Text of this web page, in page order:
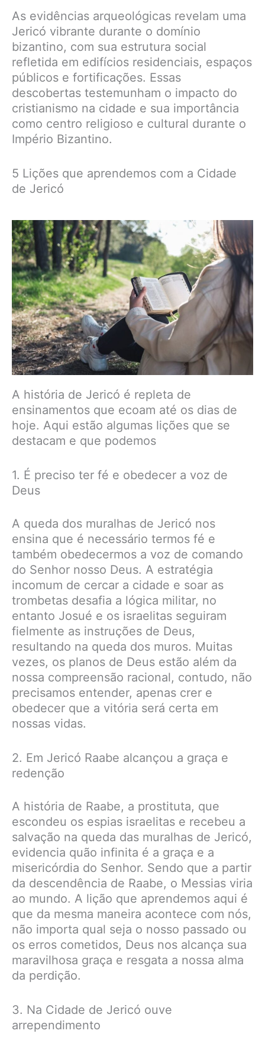
As evidências arqueológicas revelam uma
Jericó vibrante durante o domínio
bizantino, com sua estrutura social
refletida em edifícios residenciais, espaços
públicos e fortificações. Essas
descobertas testemunham o impacto do
cristianismo na cidade e sua importância
como centro religioso e cultural durante o
Império Bizantino.
5 Lições que aprendemos com a Cidade
de Jericó
A história de Jericó é repleta de
ensinamentos que ecoam até os dias de
hoje. Aqui estão algumas lições que se
destacam e que podemos
1. É preciso ter fé e obedecer a voz de
Deus
A queda dos muralhas de Jericó nos
ensina que é necessário termos fé e
também obedecermos a voz de comando
do Senhor nosso Deus. A estratégia
incomum de cercar a cidade e soar as
trombetas desafia a lógica militar, no
entanto Josué e os israelitas seguiram
fielmente as instruções de Deus,
resultando na queda dos muros. Muitas
vezes, os planos de Deus estão além da
nossa compreensão racional, contudo, não
precisamos entender, apenas crer e
obedecer que a vitória será certa em
nossas vidas.
2. Em Jericó Raabe alcançou a graça e
redenção
A história de Raabe, a prostituta, que
escondeu os espias israelitas e recebeu a
salvação na queda das muralhas de Jericó,
evidencia quão infinita é a graça e a
misericórdia do Senhor. Sendo que a partir
da descendência de Raabe, o Messias viria
ao mundo. A lição que aprendemos aqui é
que da mesma maneira acontece com nós,
não importa qual seja o nosso passado ou
os erros cometidos, Deus nos alcança sua
maravilhosa graça e resgata a nossa alma
da perdição.
3. Na Cidade de Jericó ouve
arrependimento